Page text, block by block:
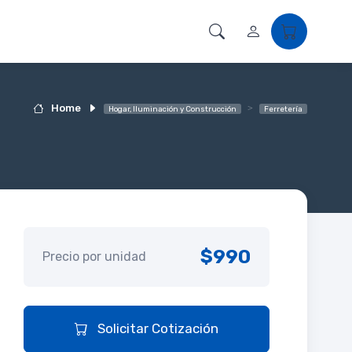
Home Hogar, Iluminación y Construcción Ferretería
Precio por unidad $990
Solicitar Cotización